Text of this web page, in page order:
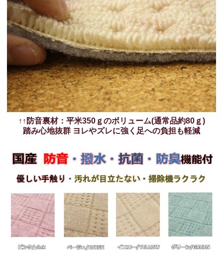
↑↑防音裏材：平米350ｇのボリューム(通常品約80ｇ)
踏み心地抜群 ヨレやズレに強く足への負担も軽減